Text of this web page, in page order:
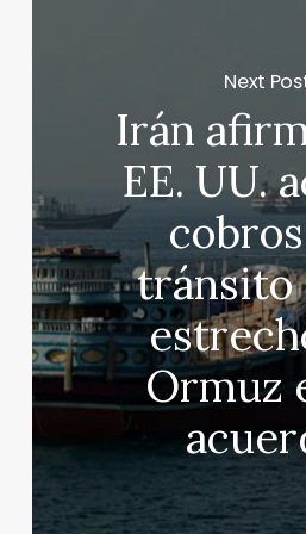
Next
Irán
EE. UU.
tránsito
Ormuz